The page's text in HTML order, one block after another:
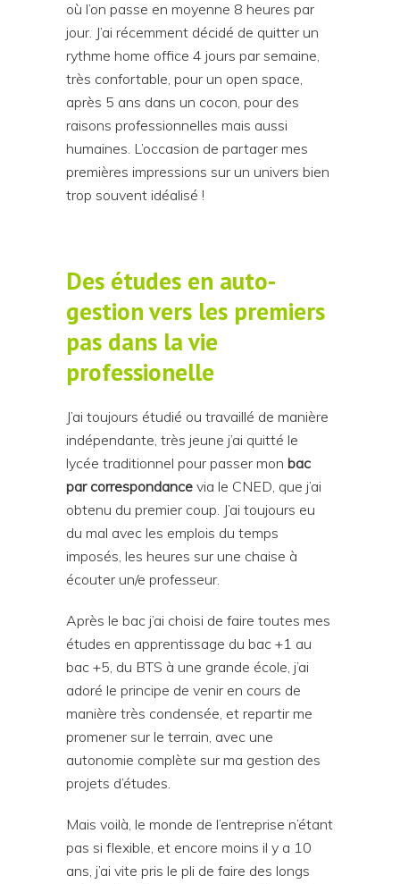
où l’on passe en moyenne 8 heures par
jour. J’ai récemment décidé de quitter un
rythme home office 4 jours par semaine,
très confortable, pour un open space,
après 5 ans dans un cocon, pour des
raisons professionnelles mais aussi
humaines. L’occasion de partager mes
premières impressions sur un univers bien
trop souvent idéalisé !
Des études en auto-
gestion vers les premiers
pas dans la vie
professionelle
J’ai toujours étudié ou travaillé de manière
indépendante, très jeune j’ai quitté le
lycée traditionnel pour passer mon bac
par correspondance via le CNED, que j’ai
obtenu du premier coup. J’ai toujours eu
du mal avec les emplois du temps
imposés, les heures sur une chaise à
écouter un/e professeur.
Après le bac j’ai choisi de faire toutes mes
études en apprentissage du bac +1 au
bac +5, du BTS à une grande école, j’ai
adoré le principe de venir en cours de
manière très condensée, et repartir me
promener sur le terrain, avec une
autonomie complète sur ma gestion des
projets d’études.
Mais voilà, le monde de l’entreprise n’étant
pas si flexible, et encore moins il y a 10
ans, j’ai vite pris le pli de faire des longs